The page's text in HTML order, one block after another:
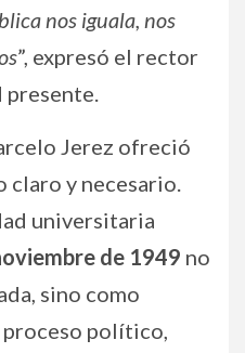
nos iguala, nos
”, expresó el rector
presente.
Jerez ofreció
y necesario.
universitaria
de 1949 no
sino como
político,